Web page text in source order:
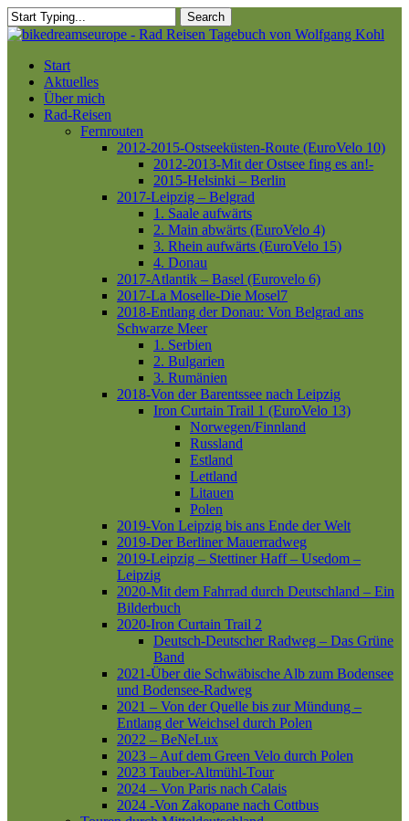
Skip
to
content
Search
Close
Menu
Start
Aktuelles
Über mich
Rad-Reisen
Fernrouten
2012-2015-Ostseeküsten-Route (EuroVelo 10)
2012-2013-Mit der Ostsee fing es an!-
2015-Helsinki – Berlin
2017-Leipzig – Belgrad
1. Saale aufwärts
2. Main abwärts (EuroVelo 4)
3. Rhein aufwärts (EuroVelo 15)
4. Donau
2017-Atlantik – Basel (Eurovelo 6)
2017-La Moselle-Die Mosel7
2018-Entlang der Donau: Von Belgrad ans
Schwarze Meer
1. Serbien
2. Bulgarien
3. Rumänien
2018-Von der Barentssee nach Leipzig
Iron Curtain Trail 1 (EuroVelo 13)
Norwegen/Finnland
Russland
Estland
Lettland
Litauen
Polen
2019-Von Leipzig bis ans Ende der Welt
2019-Der Berliner Mauerradweg
2019-Leipzig – Stettiner Haff – Usedom –
Leipzig
2020-Mit dem Fahrrad durch Deutschland – Ein
Bilderbuch
2020-Iron Curtain Trail 2
Deutsch-Deutscher Radweg – Das Grüne
Band
2021-Über die Schwäbische Alb zum Bodensee
und Bodensee-Radweg
2021 – Von der Quelle bis zur Mündung –
Entlang der Weichsel durch Polen
2022 – BeNeLux
2023 – Auf dem Green Velo durch Polen
2023 Tauber-Altmühl-Tour
2024 – Von Paris nach Calais
2024 -Von Zakopane nach Cottbus